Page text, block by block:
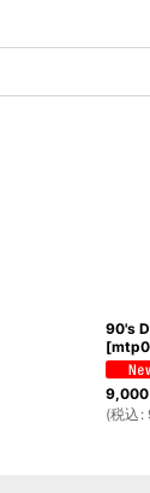
90's
[
9,000
(税込 :